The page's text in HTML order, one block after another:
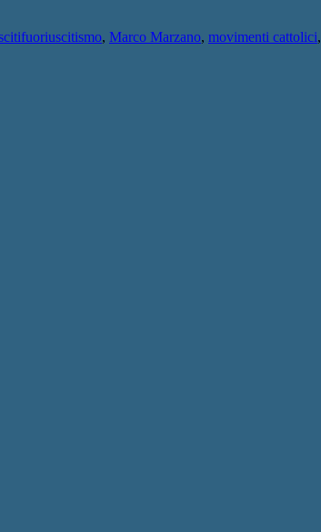
, Marco Marzano, movimenti cattolici,